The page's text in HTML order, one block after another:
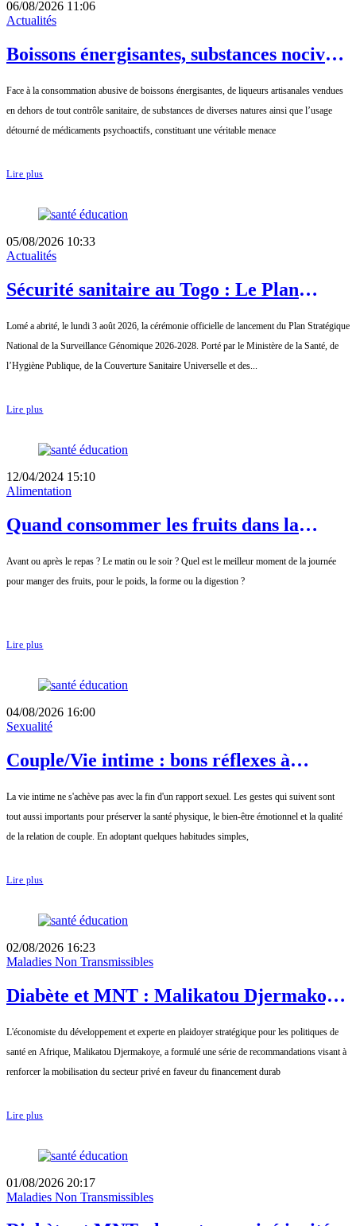
06/08/2026 11:06
Actualités
Boissons énergisantes, substances nocives
gouvernement tire la sonnette d’alarme
Face à la consommation abusive de boissons énergisantes, de liqueurs artisanales vendues
en dehors de tout contrôle sanitaire, de substances de diverses natures ainsi que l’usage
détourné de médicaments psychoactifs, constituant une véritable menace
Lire plus
05/08/2026 10:33
Actualités
Sécurité sanitaire au Togo : Le Plan
Génomique 2026-2028 officiellement
lancé
Lomé a abrité, le lundi 3 août 2026, la cérémonie officielle de lancement du Plan Stratégique
National de la Surveillance Génomique 2026-2028. Porté par le Ministère de la Santé, de
l’Hygiène Publique, de la Couverture Sanitaire Universelle et des...
Lire plus
12/04/2024 15:10
Alimentation
Quand consommer les fruits dans la
Avant ou après le repas ? Le matin ou le soir ? Quel est le meilleur moment de la journée
pour manger des fruits, pour le poids, la forme ou la digestion ?
Lire plus
04/08/2026 16:00
Sexualité
Couple/Vie intime : bons réflexes à
La vie intime ne s'achève pas avec la fin d'un rapport sexuel. Les gestes qui suivent sont
tout aussi importants pour préserver la santé physique, le bien-être émotionnel et la qualité
de la relation de couple. En adoptant quelques habitudes simples,
Lire plus
02/08/2026 16:23
Maladies Non Transmissibles
Diabète et MNT : Malikatou Djermakoye
secteur privé
L'économiste du développement et experte en plaidoyer stratégique pour les politiques de
santé en Afrique, Malikatou Djermakoye, a formulé une série de recommandations visant à
renforcer la mobilisation du secteur privé en faveur du financement durab
Lire plus
01/08/2026 20:17
Maladies Non Transmissibles